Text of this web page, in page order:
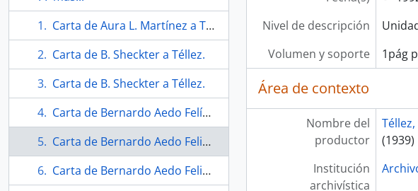
Carta de Aura L. Martínez a Téllez.
Carta de B. Sheckter a Téllez.
Carta de B. Sheckter a Téllez.
Carta de Bernardo Aedo Felíu a Téllez.
Carta de Bernardo Aedo Feliu a Téllez.
Carta de Bernardo Aedo Feliú para Eugenio Téllez.
Nivel de descripción
Volumen y soporte
1pág
Área de contexto
Nombre del
productor
(1939)
Institución
archivística